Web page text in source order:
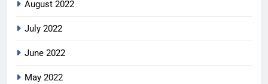
August 2022
July 2022
June 2022
May 2022